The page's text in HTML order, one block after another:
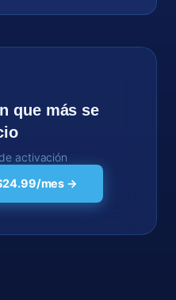
que más se
activación
mes →